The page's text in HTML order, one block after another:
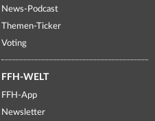
News-Podcast
Themen-Ticker
Voting
FFH-WELT
FFH-App
Newsletter